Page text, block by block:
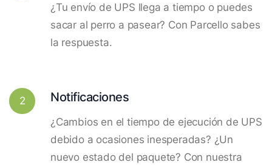
¿Tu envío de UPS llega a tiempo o puedes
sacar al perro a pasear? Con Parcello sabes
la respuesta.
2 Notificaciones
¿Cambios en el tiempo de ejecución de UPS
debido a ocasiones inesperadas? ¿Un
nuevo estado del paquete? Con nuestra